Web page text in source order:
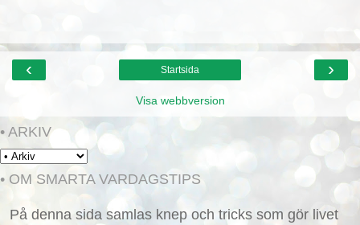
‹ ›
Startsida
Visa webbversion
• ARKIV
• OM SMARTA VARDAGSTIPS
På denna sida samlas knep och tricks som gör livet